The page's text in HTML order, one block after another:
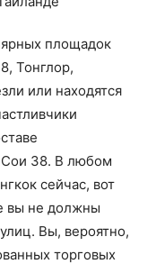
площадок
Тонглор,
или находятся
Сои 38. В любом
сейчас, вот
вы не должны
Вы, вероятно,
торговых